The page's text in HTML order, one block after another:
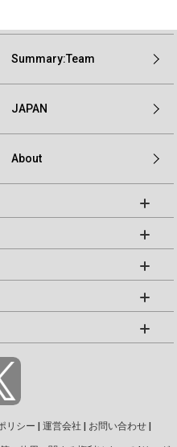
Summary:Team
JAPAN
About
リシー | 運営会社 | お問い合わせ |